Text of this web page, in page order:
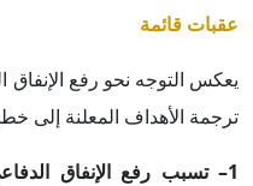
عقبات قائمة
يعكس التوجه نحو رفع الإنفاق
ترجمة الأهداف المعلنة إلى
1– تسبب رفع الإنفاق